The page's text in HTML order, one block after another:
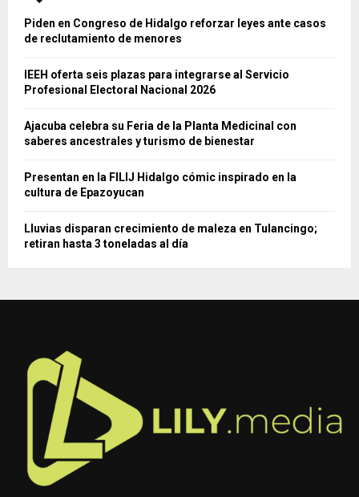
Piden en Congreso de Hidalgo reforzar leyes ante casos
de reclutamiento de menores
IEEH oferta seis plazas para integrarse al Servicio
Profesional Electoral Nacional 2026
Ajacuba celebra su Feria de la Planta Medicinal con
saberes ancestrales y turismo de bienestar
Presentan en la FILIJ Hidalgo cómic inspirado en la
cultura de Epazoyucan
Lluvias disparan crecimiento de maleza en Tulancingo;
retiran hasta 3 toneladas al día